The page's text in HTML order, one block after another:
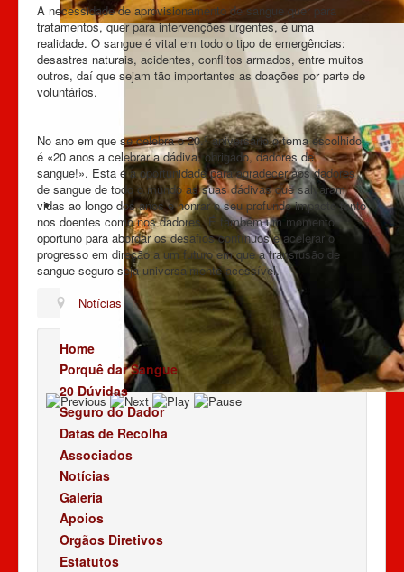
A necessidade de aprovisionamento de sangue quer para
tratamentos, quer para intervenções urgentes, é uma
realidade. O sangue é vital em todo o tipo de emergências:
desastres naturais, acidentes, conflitos armados, entre muitos
outros, daí que sejam tão importantes as doações por parte de
voluntários.
No ano em que se celebra o 20.º aniversário o tema escolhido
é «20 anos a celebrar a dádiva: obrigado, dadores de
sangue!». Esta é a oportunidade para agradecer aos dadores
de sangue de todo o mundo as suas dádivas que salvaram
vidas ao longo dos anos e honrar o seu profundo impacto tanto
nos doentes como nos dadores. É também um momento
oportuno para abordar os desafios contínuos e acelerar o
progresso em direção a um futuro em que a transfusão de
sangue seguro seja universalmente acessível.
Notícias
Home
Porquê dar Sangue
20 Dúvidas
Seguro do Dador
Datas de Recolha
Associados
Notícias
Galeria
Apoios
Orgãos Diretivos
Estatutos